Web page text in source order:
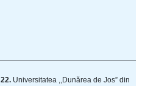
22. Universitatea ,,Dunărea de Jos” din